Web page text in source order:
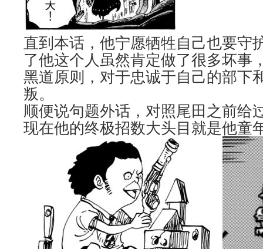
直到本话，他宁愿牺牲自己也要守
了他这个人虽然肯定做了很多坏事
黑道原则，对于忠诚于自己的部下
叛。
顺便说句题外话，对照尾田之前给
现在他的终极招数大头目就是他童